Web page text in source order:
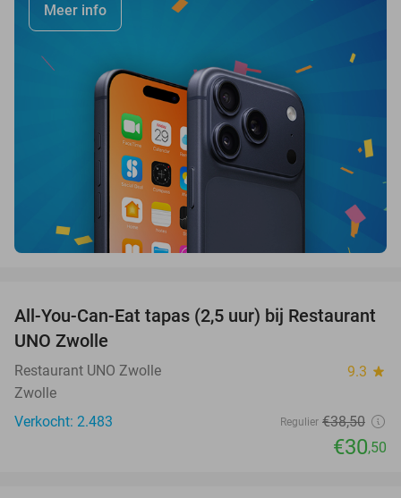
Meer info
21%
All-You-Can-Eat tapas (2,5 uur) bij Restaurant
UNO Zwolle
Restaurant UNO Zwolle 9.3 star
Zwolle
Verkocht: 2.483
Regulier €38,50
€30,50